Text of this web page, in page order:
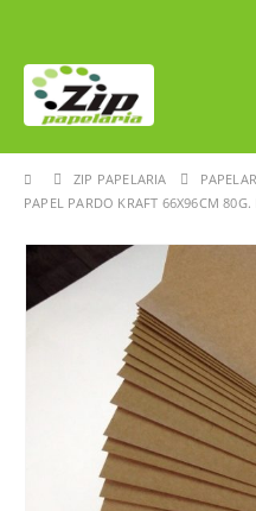
ZIP PAPELARIA
PAPEL PARDO KRAFT 66X96CM